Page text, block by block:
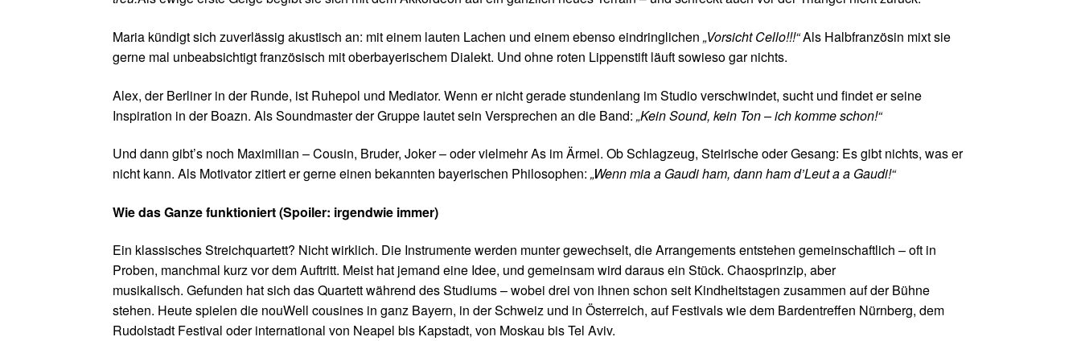
Maria kündigt sich zuverlässig akustisch an: mit einem lauten Lachen und einem ebenso eindringlichen„Vorsicht Cello!!!“Als Halbfranzösin mixt sie
gerne mal unbeabsichtigt französisch mit oberbayerischem Dialekt. Und ohne roten Lippenstift läuft sowieso gar nichts.
Alex, der Berliner in der Runde, ist Ruhepol und Mediator. Wenn er nicht gerade stundenlang im Studio verschwindet, sucht und findet er seine
Inspiration in der Boazn. Als Soundmaster der Gruppe lautet sein Versprechen an die Band:„Kein Sound, kein Ton – ich komme schon!“
Und dann gibt’s noch Maximilian – Cousin, Bruder, Joker – oder vielmehr As im Ärmel. Ob Schlagzeug, Steirische oder Gesang: Es gibt nichts, was er
nicht kann. Als Motivator zitiert er gerne einen bekannten bayerischen Philosophen:„Wenn mia a Gaudi ham, dann ham d’Leut a a Gaudi!“
Wie das Ganze funktioniert (Spoiler: irgendwie immer)
Ein klassisches Streichquartett? Nicht wirklich. Die Instrumente werden munter gewechselt, die Arrangements entstehen gemeinschaftlich – oft in
Proben, manchmal kurz vor dem Auftritt. Meist hat jemand eine Idee, und gemeinsam wird daraus ein Stück. Chaosprinzip, aber
musikalisch. Gefunden hat sich das Quartett während des Studiums – wobei drei von ihnen schon seit Kindheitstagen zusammen auf der Bühne
stehen. Heute spielen die nouWell cousines in ganz Bayern, in der Schweiz und in Österreich, auf Festivals wie dem Bardentreffen Nürnberg, dem
Rudolstadt Festival oder international von Neapel bis Kapstadt, von Moskau bis Tel Aviv.